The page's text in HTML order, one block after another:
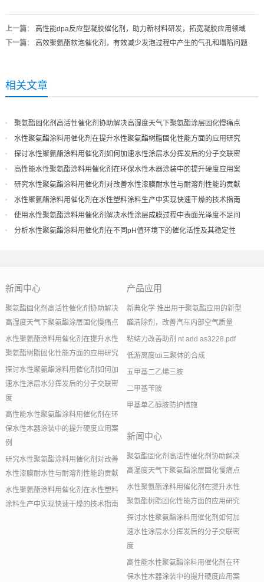
上一篇： 高性能dpa反应型凝胶催化剂，助力新材料研发，拓宽凝胶应用领域
下一篇： 高效聚氨酯软泡催化剂，有效减少发泡过程中产生的气孔和塌陷问题
相关文章
聚氨酯固化剂高活性催化剂协助解决高湿度天气下聚氨酯涂层固化慢痛点
水性聚氨酯涂料用催化剂在提升水性聚氨酯树脂固化性能方面的应用研究
探讨水性聚氨酯涂料用催化剂如何加速水性涂层水分挥发后的分子交联密
度
高性能水性聚氨酯涂料用催化剂在环保水性木器涂装中的提升硬度应用案
例
研究水性聚氨酯涂料用催化剂对改善水性漆膜耐水性与耐溶剂性能的贡献
水性聚氨酯涂料用催化剂在水性塑料涂料生产中实现快速干燥的技术指南
使用水性聚氨酯涂料用催化剂解决水性涂层成膜过程中表面光泽度不足问
题
分析水性聚氨酯涂料用催化剂在不同pH值环境下的催化活性及其稳定性
新闻中心
聚氨酯固化剂高活性催化剂协助解决
高湿度天气下聚氨酯涂层固化慢痛点
水性聚氨酯涂料用催化剂在提升水性
聚氨酯树脂固化性能方面的应用研究
探讨水性聚氨酯涂料用催化剂如何加
速水性涂层水分挥发后的分子交联密
度
高性能水性聚氨酯涂料用催化剂在环
保水性木器涂装中的提升硬度应用案
例
研究水性聚氨酯涂料用催化剂对改善
水性漆膜耐水性与耐溶剂性能的贡献
水性聚氨酯涂料用催化剂在水性塑料
涂料生产中实现快速干燥的技术指南
产品应用
新典化学 推出用于聚氨酯应用的新型
醛清除剂，改善汽车内部空气质量
粘结力改善助剂 nt add as3228.pdf
低游离度tdi三聚体的合成
五甲基二乙烯三胺
二甲基苄胺
甲基单乙醇胺防护措施
新闻中心
聚氨酯固化剂高活性催化剂协助解决
高湿度天气下聚氨酯涂层固化慢痛点
水性聚氨酯涂料用催化剂在提升水性
聚氨酯树脂固化性能方面的应用研究
探讨水性聚氨酯涂料用催化剂如何加
速水性涂层水分挥发后的分子交联密
度
高性能水性聚氨酯涂料用催化剂在环
保水性木器涂装中的提升硬度应用案